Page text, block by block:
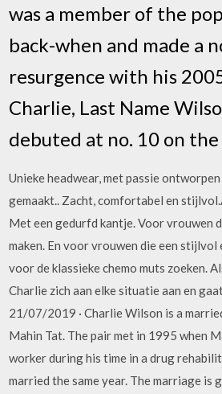
was a member of the
back-when and made a
resurgence with his
Charlie, Last Name
debuted at no. 10 on
Unieke headwear, met passie
gemaakt.. Zacht, comfortabel en
Met een gedurfd kantje. Voor vrouwen
maken. En voor vrouwen die een
voor de klassieke chemo muts zoeken.
Charlie zich aan elke situatie aan en
21/07/2019 · Charlie Wilson is a
Mahin Tat. The pair met in 1995 when
worker during his time in a drug
married the same year. The marriage is